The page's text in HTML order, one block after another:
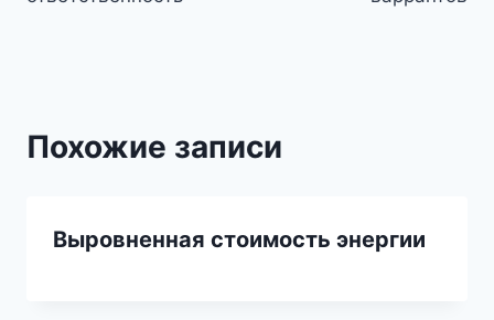
Похожие записи
Выровненная стоимость энергии